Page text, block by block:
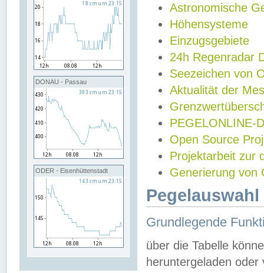
DONAU - Passau
ODER - Eisenhüttenstadt
Astronomische
Höhensysteme
Einzugsgebiete
24h Regenradar
Seezeichen von
Aktualität der
PEGELONLINE-
Open Source
Projektarbeit zur
Generierung von
Grundlegende
über die Tabelle
heruntergeladen oder